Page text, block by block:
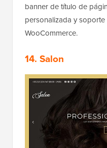
banner de título de
personalizada y
WooCommerce.
14. Salon